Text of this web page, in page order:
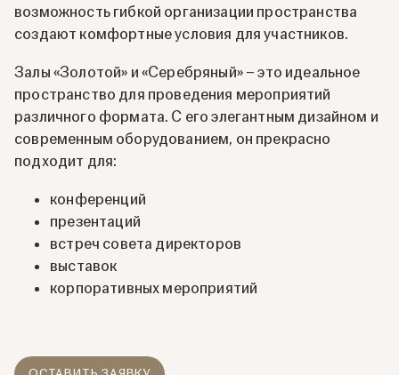
возможность гибкой организации пространства
создают комфортные условия для участников.
Залы «Золотой» и «Серебряный» – это идеальное
пространство для проведения мероприятий
различного формата. С его элегантным дизайном и
современным оборудованием, он прекрасно
подходит для:
конференций
презентаций
встреч совета директоров
выставок
корпоративных мероприятий